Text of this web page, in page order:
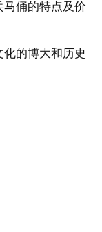
俑的特点及价
的博大和历史